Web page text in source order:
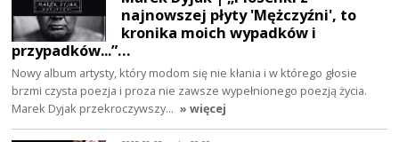
najnowszej płyty 'Mężczyźni', to
kronika moich wypadków i
przypadków...”…
Nowy album artysty, który modom się nie kłania i w którego głosie
brzmi czysta poezja i proza nie zawsze wypełnionego poezją życia.
Marek Dyjak przekroczywszy… » więcej